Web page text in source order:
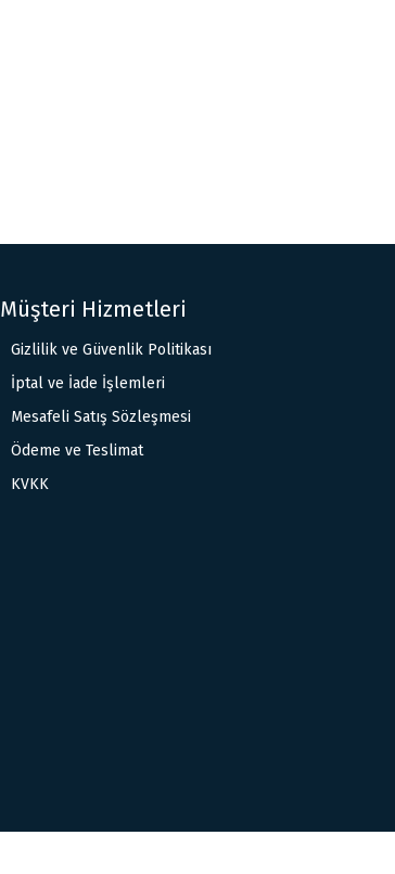
Müşteri Hizmetleri
Gizlilik ve Güvenlik Politikası
İptal ve İade İşlemleri
Mesafeli Satış Sözleşmesi
Ödeme ve Teslimat
KVKK